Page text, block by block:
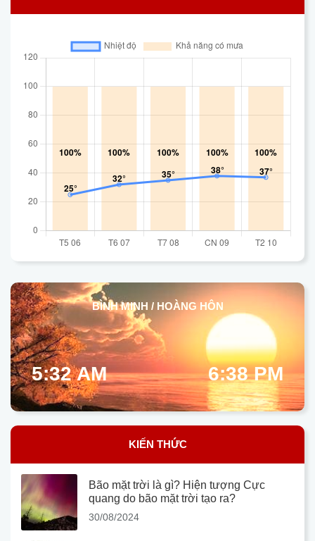
BÌNH MINH / HOÀNG HÔN
5:32 AM 6:38 PM
KIẾN THỨC
Bão mặt trời là gì? Hiện tượng Cực
quang do bão mặt trời tạo ra?
30/08/2024